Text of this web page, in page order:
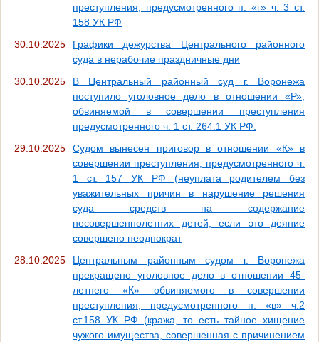
преступления, предусмотренного п. «г» ч. 3 ст.
158 УК РФ
30.10.2025
Графики дежурства Центрального районного
суда в нерабочие праздничные дни
30.10.2025
В Центральный районный суд г. Воронежа
поступило уголовное дело в отношении «Р»,
обвиняемой в совершении преступления
предусмотренного ч. 1 ст. 264.1 УК РФ.
29.10.2025
Судом вынесен приговор в отношении «К» в
совершении преступления, предусмотренного ч.
1 ст. 157 УК РФ (неуплата родителем без
уважительных причин в нарушение решения
суда средств на содержание
несовершеннолетних детей, если это деяние
совершено неоднократ
28.10.2025
Центральным районным судом г. Воронежа
прекращено уголовное дело в отношении 45-
летнего «К» обвиняемого в совершении
преступления, предусмотренного п. «в» ч.2
ст.158 УК РФ (кража, то есть тайное хищение
чужого имущества, совершенная с причинением